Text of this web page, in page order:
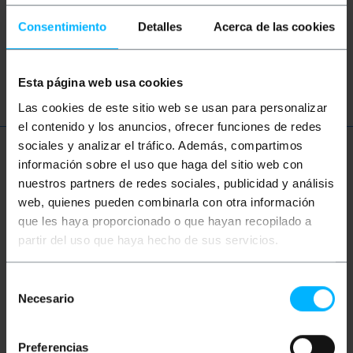
Consentimiento Detalles Acerca de las cookies
Esta página web usa cookies
Las cookies de este sitio web se usan para personalizar
el contenido y los anuncios, ofrecer funciones de redes
sociales y analizar el tráfico. Además, compartimos
información sobre el uso que haga del sitio web con
nuestros partners de redes sociales, publicidad y análisis
web, quienes pueden combinarla con otra información
que les haya proporcionado o que hayan recopilado a
partir del uso que haya hecho de sus servicios.
Necesario
Preferencias
Audio Video TV Ton RCA
Mehr Info
Beschreibung